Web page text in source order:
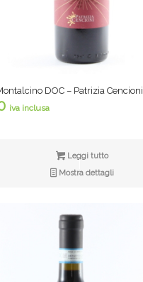
DOC – Patrizia Cencioni
iva inclusa
Leggi tutto
Mostra dettagli